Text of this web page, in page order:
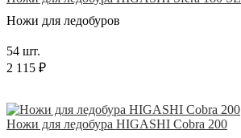
Ножи для ледобуров
54 шт.
2 115 ₽
Ножи для ледобура HIGASHI Cobra 200